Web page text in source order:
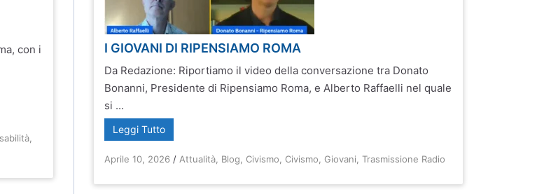
con i
I GIOVANI DI RIPENSIAMO ROMA
Da Redazione: Riportiamo il video della conversazione tra Donato
Bonanni, Presidente di Ripensiamo Roma, e Alberto Raffaelli nel quale
si ...
Leggi Tutto
Aprile 10, 2026 / Attualità Blog ,Civismo ,Civismo ,Giovani ,Trasmissione Radio